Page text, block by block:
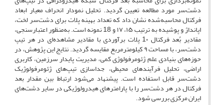
دشت‌سر مورد مطالعه تعیین گردید. تحلیل نمودار انحراف معیار ابعاد
فرکتال محاسبه‌شده نشان داد که تعداد بهینه پلات برای دشت‌سر لخت،
اپانداژ و پوشیده به ترتیب ۱۵، ۱۷ و 18 نمونه است. به‌منظور اعتبارسنجی،
مقادیر بُعد فرکتال 1۰ پلات برآوردی با مقادیر مشاهده‌ای در هر تیپ
دشت‌سر، با مساحت ۹ کیلومترمربع مقایسه گردید. نتایج این پژوهش، در
حوزه‌های بنیادی علم ژئومرفولوژی کمی، مدیریت پایدار سرزمین، کاربری
اراضی، تحلیل فرآیندهای محیطی، جداسازی تیپ‌های ژئومرفولوژیک
دشت‌سر قابل استفاده است. پیشنهاد می‌شود ارتباط بین مقدار بعد
فرکتال در هر دشت‌سر را با پارامترهای هیدرولوژیکی در سایر دشت‌های
ایران مرکزی بررسی شود.